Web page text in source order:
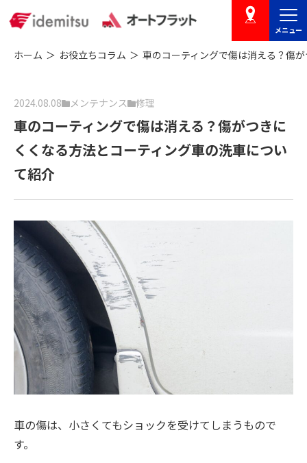
店舗を探す
メニュー
ホーム お役立ちコラム 車のコーティングで傷は消える？傷
2024.08.08 メンテナンス 修理
車のコーティングで傷は消える？傷がつきに
くくなる方法とコーティング車の洗車につい
て紹介
車の傷は、小さくてもショックを受けてしまうもので
す。